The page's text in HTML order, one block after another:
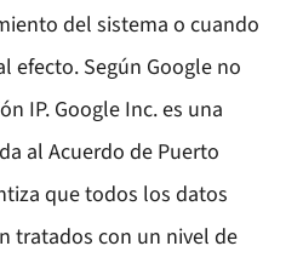
del sistema o cuando
efecto. Según Google no
IP. Google Inc. es una
al Acuerdo de Puerto
que todos los datos
tratados con un nivel de